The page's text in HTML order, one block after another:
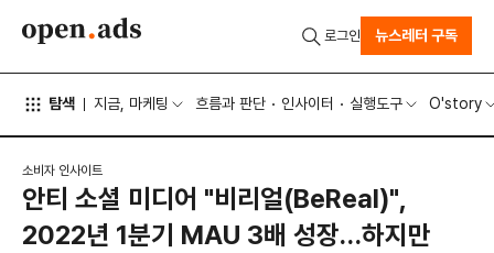
탐색 지금, 마케팅 흐름과 판단 인사이터 실행도구 O'story
로그인 뉴스레터 구독
소비자 인사이트
안티 소셜 미디어 "비리얼(BeReal)",
2022년 1분기 MAU 3배 성장…하지만